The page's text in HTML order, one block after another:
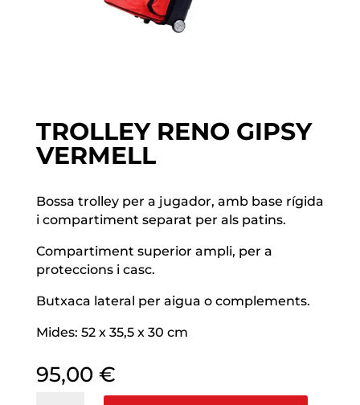
TROLLEY RENO GIPSY
VERMELL
Bossa trolley per a jugador, amb base rígida
i compartiment separat per als patins.
Compartiment superior ampli, per a
proteccions i casc.
Butxaca lateral per aigua o complements.
Mides: 52 x 35,5 x 30 cm
95,00 €